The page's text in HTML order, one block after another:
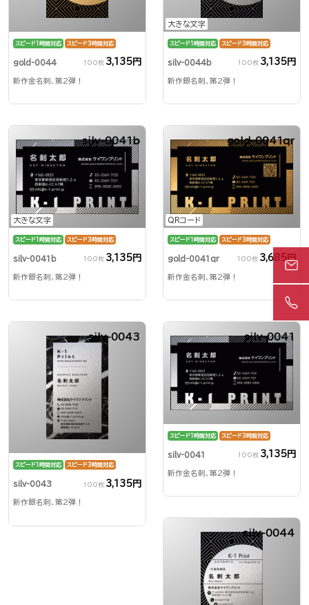
スピード1時間対応 スピード3時間対応
gold-0044 100枚 3,135円
新作金名刺、第2弾！
大きな文字
スピード1時間対応 スピード3時間対応
silv-0044b 100枚 3,135円
新作銀名刺、第2弾！
大きな文字
silv-0041b
スピード1時間対応 スピード3時間対応
silv-0041b 100枚 3,135円
新作銀名刺、第2弾！
QRコード
gold-0041qr
スピード1時間対応 スピード3時間対応
gold-0041qr 100枚 3,685円
新作金名刺、第2弾！
silv-0043
スピード1時間対応 スピード3時間対応
silv-0043 100枚 3,135円
新作銀名刺、第2弾！
silv-0041
スピード1時間対応 スピード3時間対応
silv-0041 100枚 3,135円
新作金名刺、第2弾！
silv-0044